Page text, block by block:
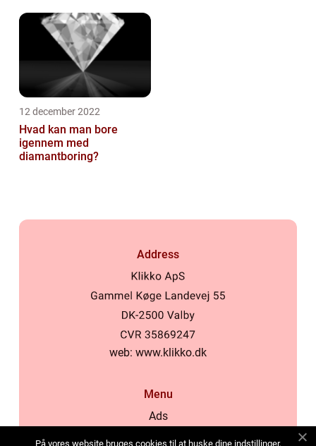
12 december 2022
Hvad kan man bore
igennem med
diamantboring?
Address
web: www.klikko.dk
Menu
Ads
På vores website bruges cookies til at huske dine indstillinger,